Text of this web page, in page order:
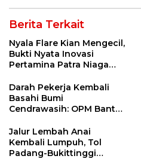
Berita Terkait
Nyala Flare Kian Mengecil,
Bukti Nyata Inovasi
Pertamina Patra Niaga
Net Zero Emission 2060
Darah Pekerja Kembali
Basahi Bumi
Cendrawasih: OPM Bantai
di Tolikara!
Jalur Lembah Anai
Kembali Lumpuh, Tol
Padang-Bukittinggi